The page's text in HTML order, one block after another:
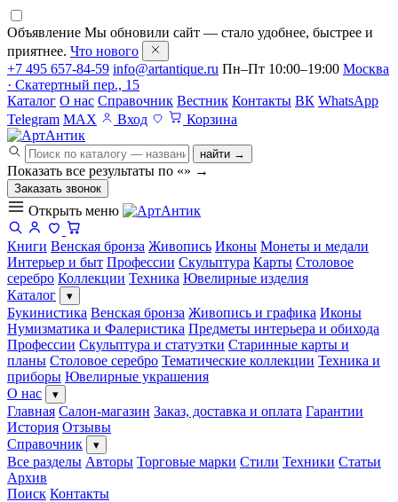
Объявление Мы обновили сайт — стало удобнее, быстрее и
приятнее. Что нового
+7 495 657-84-59 info@artantique.ru Пн–Пт 10:00–19:00 Москва
· Скатертный пер., 15
Каталог О нас Справочник Вестник Контакты ВК WhatsApp
Telegram MAX Вход Корзина
найти →
Показать все результаты по «» →
Заказать звонок
Открыть меню
Книги Венская бронза Живопись Иконы Монеты и медали
Интерьер и быт Профессии Скульптура Карты Столовое
серебро Коллекции Техника Ювелирные изделия
Каталог
▾
Букинистика Венская бронза Живопись и графика Иконы
Нумизматика и Фалеристика Предметы интерьера и обихода
Профессии Скульптура и статуэтки Старинные карты и
планы Столовое серебро Тематические коллекции Техника и
приборы Ювелирные украшения
О нас
▾
Главная Салон-магазин Заказ, доставка и оплата Гарантии
История Отзывы
Справочник
▾
Все разделы Авторы Торговые марки Стили Техники Статьи
Архив
Поиск Контакты